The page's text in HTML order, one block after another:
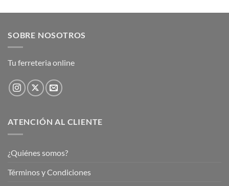
SOBRE NOSOTROS
Tu ferreteria online
ATENCIÓN AL CLIENTE
¿Quiénes somos?
Términos y Condiciones